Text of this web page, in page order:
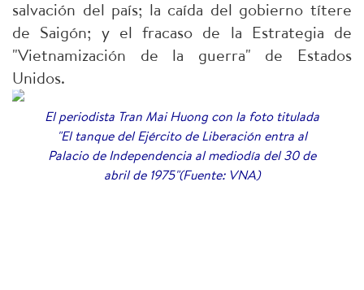
salvación del país; la caída del gobierno títere
de Saigón; y el fracaso de la Estrategia de
"Vietnamización de la guerra" de Estados
Unidos.
El periodista Tran Mai Huong con la foto titulada
"El tanque del Ejército de Liberación entra al
Palacio de Independencia al mediodía del 30 de
abril de 1975"(Fuente: VNA)